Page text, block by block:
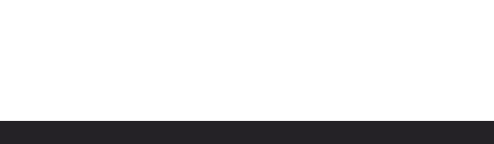
건